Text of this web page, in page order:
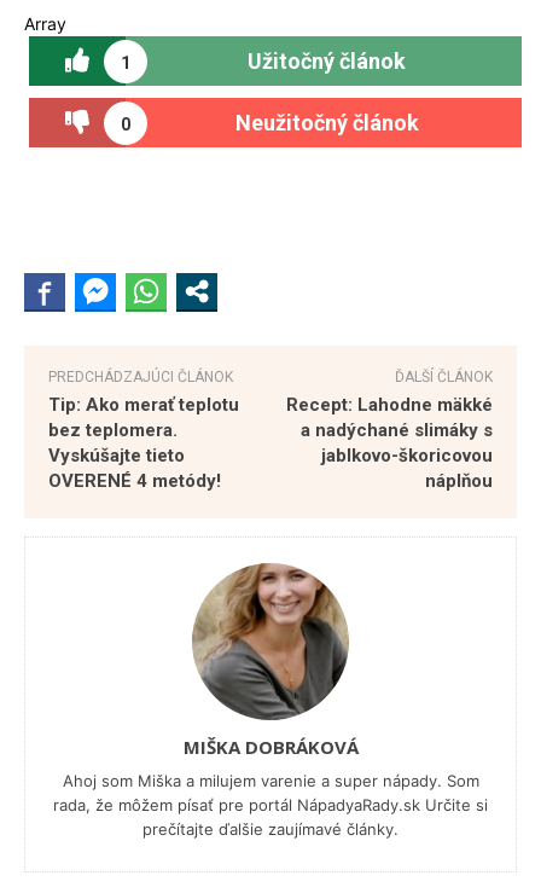
Array
1 Užitočný článok
0 Neužitočný článok
PREDCHÁDZAJÚCI ČLÁNOK
Tip: Ako merať teplotu
bez teplomera.
Vyskúšajte tieto
OVERENÉ 4 metódy!
ĎALŠÍ ČLÁNOK
Recept: Lahodne mäkké
a nadýchané slimáky s
jablkovo-škoricovou
náplňou
MIŠKA DOBRÁKOVÁ
Ahoj som Miška a milujem varenie a super nápady. Som
rada, že môžem písať pre portál NápadyaRady.sk Určite si
prečítajte ďalšie zaujímavé články.